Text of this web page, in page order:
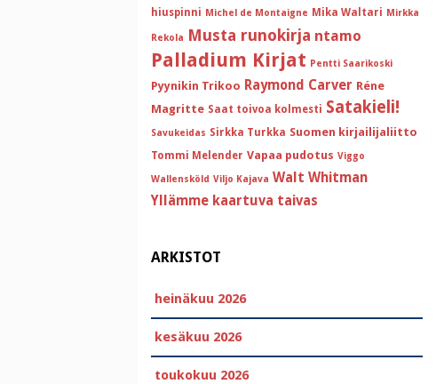
hiuspinni Michel de Montaigne Mika Waltari Mirkka
Rekola Musta runokirja ntamo
Palladium Kirjat Pentti Saarikoski
Pyynikin Trikoo Raymond Carver Réne
Magritte Saat toivoa kolmesti Satakieli!
Savukeidas Sirkka Turkka Suomen kirjailijaliitto
Tommi Melender Vapaa pudotus Viggo
Wallensköld Viljo Kajava Walt Whitman
Yllämme kaartuva taivas
ARKISTOT
heinäkuu 2026
kesäkuu 2026
toukokuu 2026